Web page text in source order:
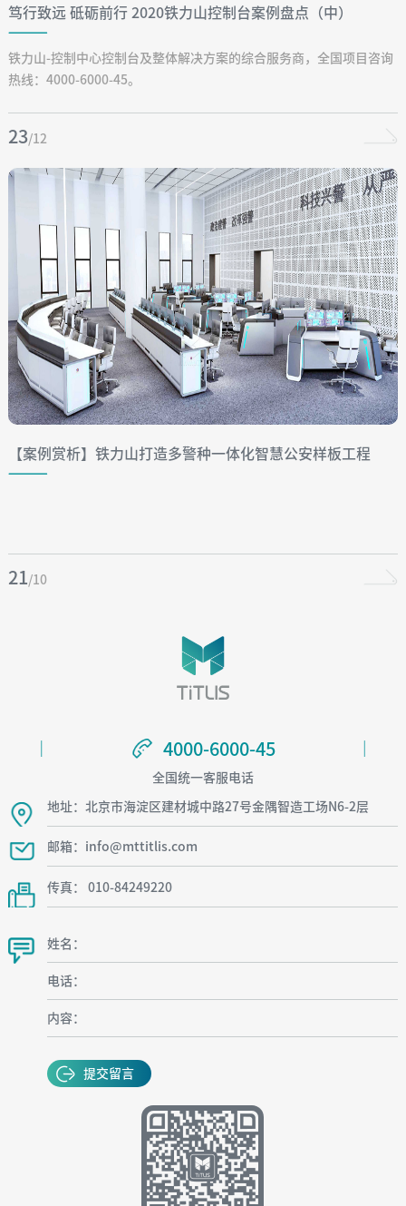
笃行致远 砥砺前行 2020铁力山控制台案例盘点（中）
铁力山-控制中心控制台及整体解决方案的综合服务商，全国项目咨询
热线：4000-6000-45。
23/12
【案例赏析】铁力山打造多警种一体化智慧公安样板工程
21 /10
4000-6000-45
4000-6000-45
全国统一客服电话
地址：北京市海淀区建材城中路27号金隅智造工场N6-2层
邮箱：info@mttitlis.com
传真： 010-84249220
姓名：
电话：
内容：
提交留言